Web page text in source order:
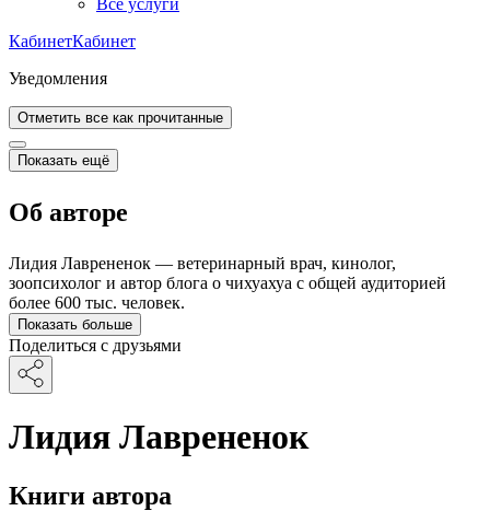
Все услуги
КабинетКабинет
Уведомления
Отметить все как прочитанные
Показать ещё
Об авторе
Лидия Лаврененок — ветеринарный врач, кинолог,
зоопсихолог и автор блога о чихуахуа с общей аудиторией
более 600 тыс. человек.
Показать больше
Поделиться с друзьями
Лидия Лаврененок
Книги автора